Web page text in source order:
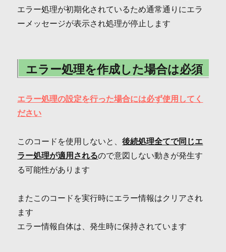
エラー処理が初期化されているため通常通りにエラ
ーメッセージが表示され処理が停止します
エラー処理を作成した場合は必須
エラー処理の設定を行った場合には必ず使用してく
ださい
このコードを使用しないと、後続処理全てで同じエ
ラー処理が適用されるので意図しない動きが発生す
る可能性があります
またこのコードを実行時にエラー情報はクリアされ
ます
エラー情報自体は、発生時に保持されています